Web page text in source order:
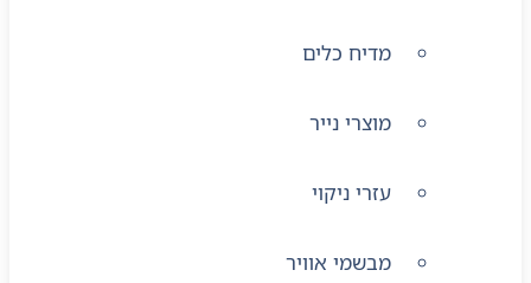
מדיח כלים
מוצרי נייר
עזרי ניקוי
מבשמי אוויר